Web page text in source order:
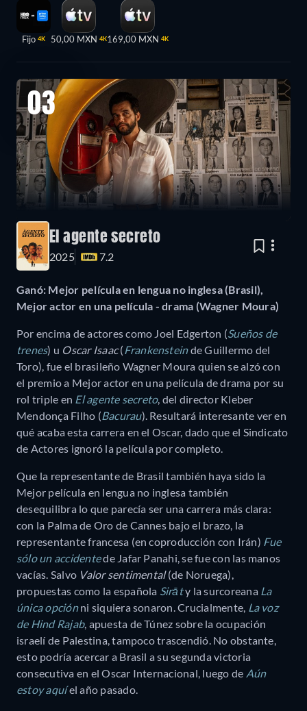
Fijo 4K 50,00 MXN 4K169,00 MXN 4K
03
El agente secreto
2025 7.2
Ganó: Mejor película en lengua no inglesa (Brasil),
Mejor actor en una película - drama (Wagner Moura)
Por encima de actores como Joel Edgerton (Sueños de
trenes) u Oscar Isaac(Frankensteinde Guillermo del
Toro), fue el brasileño Wagner Moura quien se alzó con
el premio a Mejor actor en una película de drama por su
rol triple en El agente secreto, del director Kleber
Mendonça Filho (Bacurau). Resultará interesante ver en
qué acaba esta carrera en el Oscar, dado que el Sindicato
de Actores ignoró la película por completo.
Que la representante de Brasil también haya sido la
Mejor película en lengua no inglesa también
desequilibra lo que parecía ser una carrera más clara:
con la Palma de Oro de Cannes bajo el brazo, la
representante francesa (en coproducción con Irán) Fue
sólo un accidentede Jafar Panahi, se fue con las manos
vacías. Salvo Valor sentimental(de Noruega),
propuestas como la española Sirāty la surcoreana La
única opciónni siquiera sonaron. Crucialmente, La voz
de Hind Rajab, apuesta de Túnez sobre la ocupación
israelí de Palestina, tampoco trascendió. No obstante,
esto podría acercar a Brasil a su segunda victoria
consecutiva en el Oscar Internacional, luego de Aún
estoy aquíel año pasado.